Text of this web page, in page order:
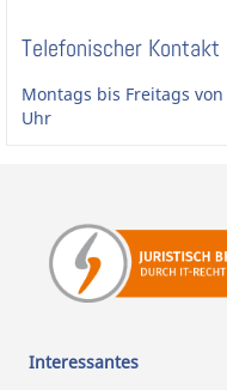
Telefonischer Kontakt
Montags bis Freitags
Uhr
Interessantes